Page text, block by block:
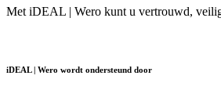
Met iDEAL | Wero kunt u vertrouwd,
iDEAL | Wero wordt ondersteund door